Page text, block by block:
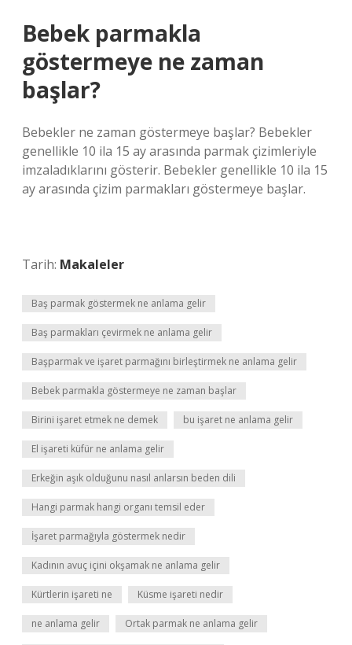
Bebek parmakla
göstermeye ne zaman
başlar?
Bebekler ne zaman göstermeye başlar? Bebekler
genellikle 10 ila 15 ay arasında parmak çizimleriyle
imzaladıklarını gösterir. Bebekler genellikle 10 ila 15
ay arasında çizim parmakları göstermeye başlar.
Tarih: Makaleler
Baş parmak göstermek ne anlama gelir
Baş parmakları çevirmek ne anlama gelir
Başparmak ve işaret parmağını birleştirmek ne anlama gelir
Bebek parmakla göstermeye ne zaman başlar
Birini işaret etmek ne demek bu işaret ne anlama gelir
El işareti küfür ne anlama gelir
Erkeğin aşık olduğunu nasıl anlarsın beden dili
Hangi parmak hangi organı temsil eder
İşaret parmağıyla göstermek nedir
Kadının avuç içini okşamak ne anlama gelir
Kürtlerin işareti ne Küsme işareti nedir
ne anlama gelir Ortak parmak ne anlama gelir